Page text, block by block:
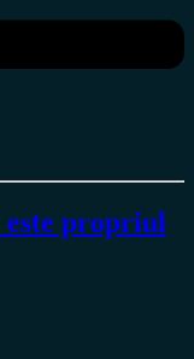
propriul